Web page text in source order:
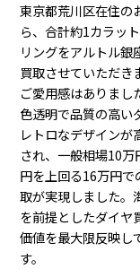
東京都荒川区在住の
ら、合計約1カラッ
リングをアルトル銀
買取させていただき
ご愛用感はありまし
色透明で品質の高い
レトロなデザインが
され、一般相場10万
円を上回る16万円で
取が実現しました。
を前提としたダイヤ
価値を最大限反映し
す。